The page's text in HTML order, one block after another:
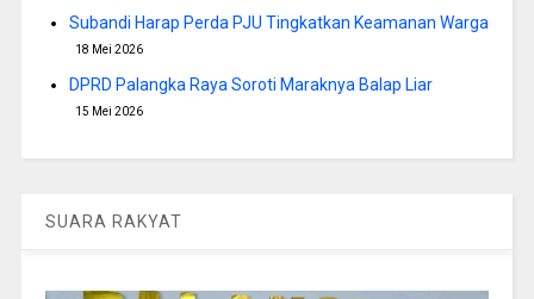
Subandi Harap Perda PJU Tingkatkan Keamanan Warga
18 Mei 2026
DPRD Palangka Raya Soroti Maraknya Balap Liar
15 Mei 2026
SUARA RAKYAT